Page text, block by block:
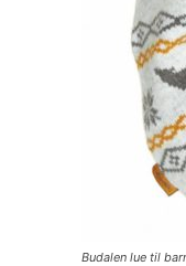
Budalen lue til